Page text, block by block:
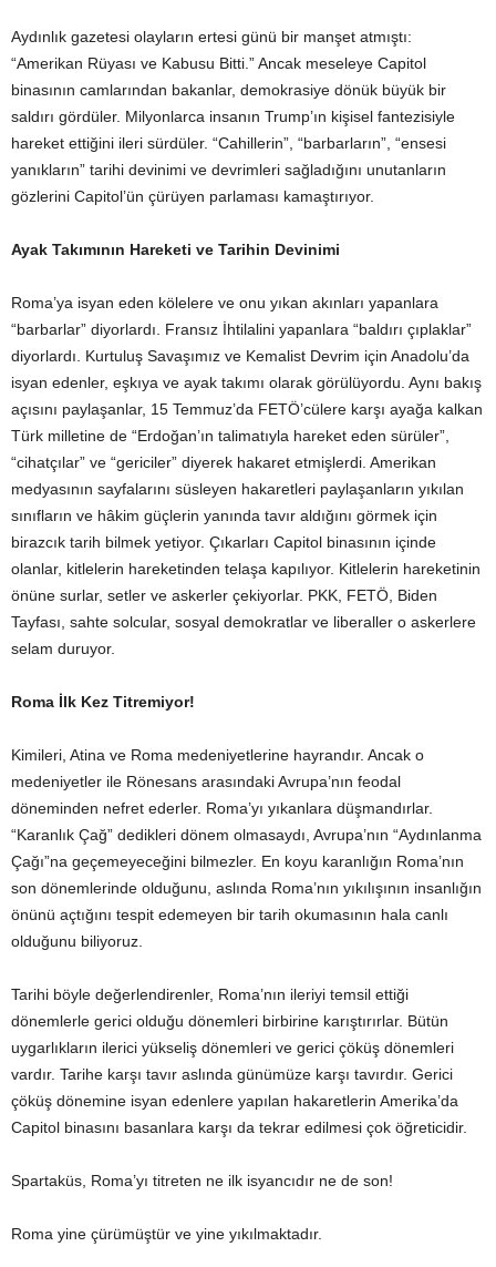
Aydınlık gazetesi olayların ertesi günü bir manşet atmıştı:
“Amerikan Rüyası ve Kabusu Bitti.” Ancak meseleye Capitol
binasının camlarından bakanlar, demokrasiye dönük büyük bir
saldırı gördüler. Milyonlarca insanın Trump’ın kişisel fantezisiyle
hareket ettiğini ileri sürdüler. “Cahillerin”, “barbarların”, “ensesi
yanıkların” tarihi devinimi ve devrimleri sağladığını unutanların
gözlerini Capitol’ün çürüyen parlaması kamaştırıyor.
Ayak Takımının Hareketi ve Tarihin Devinimi
Roma’ya isyan eden kölelere ve onu yıkan akınları yapanlara
“barbarlar” diyorlardı. Fransız İhtilalini yapanlara “baldırı çıplaklar”
diyorlardı. Kurtuluş Savaşımız ve Kemalist Devrim için Anadolu’da
isyan edenler, eşkıya ve ayak takımı olarak görülüyordu. Aynı bakış
açısını paylaşanlar, 15 Temmuz’da FETÖ’cülere karşı ayağa kalkan
Türk milletine de “Erdoğan’ın talimatıyla hareket eden sürüler”,
“cihatçılar” ve “gericiler” diyerek hakaret etmişlerdi. Amerikan
medyasının sayfalarını süsleyen hakaretleri paylaşanların yıkılan
sınıfların ve hâkim güçlerin yanında tavır aldığını görmek için
birazcık tarih bilmek yetiyor. Çıkarları Capitol binasının içinde
olanlar, kitlelerin hareketinden telaşa kapılıyor. Kitlelerin hareketinin
önüne surlar, setler ve askerler çekiyorlar. PKK, FETÖ, Biden
Tayfası, sahte solcular, sosyal demokratlar ve liberaller o askerlere
selam duruyor.
Roma İlk Kez Titremiyor!
Kimileri, Atina ve Roma medeniyetlerine hayrandır. Ancak o
medeniyetler ile Rönesans arasındaki Avrupa’nın feodal
döneminden nefret ederler. Roma’yı yıkanlara düşmandırlar.
“Karanlık Çağ” dedikleri dönem olmasaydı, Avrupa’nın “Aydınlanma
Çağı”na geçemeyeceğini bilmezler. En koyu karanlığın Roma’nın
son dönemlerinde olduğunu, aslında Roma’nın yıkılışının insanlığın
önünü açtığını tespit edemeyen bir tarih okumasının hala canlı
olduğunu biliyoruz.
Tarihi böyle değerlendirenler, Roma’nın ileriyi temsil ettiği
dönemlerle gerici olduğu dönemleri birbirine karıştırırlar. Bütün
uygarlıkların ilerici yükseliş dönemleri ve gerici çöküş dönemleri
vardır. Tarihe karşı tavır aslında günümüze karşı tavırdır. Gerici
çöküş dönemine isyan edenlere yapılan hakaretlerin Amerika’da
Capitol binasını basanlara karşı da tekrar edilmesi çok öğreticidir.
Spartaküs, Roma’yı titreten ne ilk isyancıdır ne de son!
Roma yine çürümüştür ve yine yıkılmaktadır.